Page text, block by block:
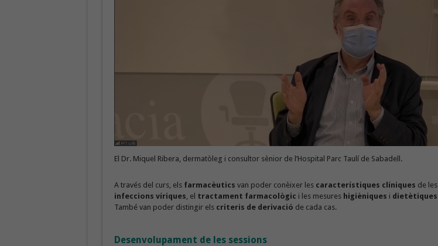
El Dr. Miquel Ribera, dermatòleg i consultor sènior de l’Hospital Parc Taulí de Sabadell.
A través del curs, els farmacèutics van poder conèixer les característiques clíniques de les
infeccions víriques , el tractament farmacològic i les mesures higièniques i dietètiques
També van poder distingir els criteris de derivació de cada cas.
Desenvolupament de les sessions